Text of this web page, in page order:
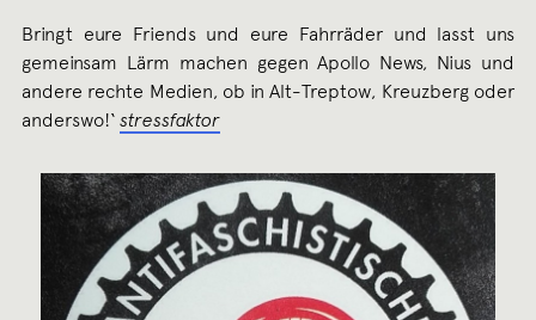
Bringt eure Friends und eure Fahrräder und lasst uns
gemeinsam Lärm machen gegen Apollo News, Nius und
andere rechte Medien, ob in Alt-Treptow, Kreuzberg oder
anderswo!‘ stressfaktor